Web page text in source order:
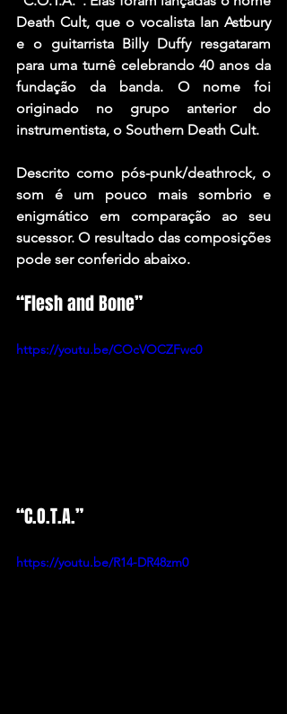
Death Cult, que o vocalista Ian Astbury
e o guitarrista Billy Duffy resgataram
para uma turnê celebrando 40 anos da
fundação da banda. O nome foi
originado no grupo anterior do
instrumentista, o Southern Death Cult.
Descrito como pós-punk/deathrock, o
som é um pouco mais sombrio e
enigmático em comparação ao seu
sucessor. O resultado das composições
pode ser conferido abaixo.
“Flesh and Bone”
https://youtu.be/COcVOCZFwc0
“C.O.T.A.”
https://youtu.be/R14-DR48zm0